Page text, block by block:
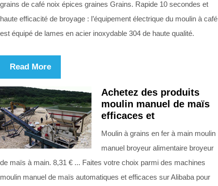
grains de café noix épices graines Grains. Rapide 10 secondes et
haute efficacité de broyage : l’équipement électrique du moulin à café
est équipé de lames en acier inoxydable 304 de haute qualité.
Read More
Achetez des produits
moulin manuel de maïs
efficaces et
Moulin à grains en fer à main moulin
manuel broyeur alimentaire broyeur
de maïs à main. 8,31 € ... Faites votre choix parmi des machines
moulin manuel de maïs automatiques et efficaces sur Alibaba pour